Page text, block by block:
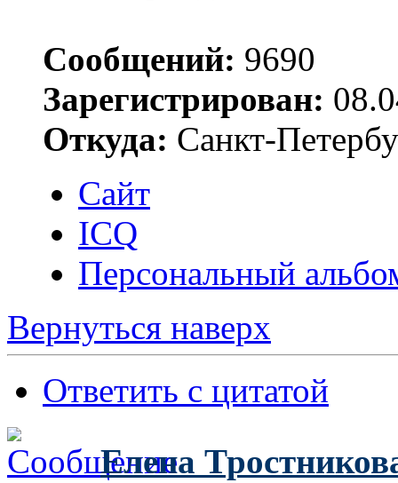
Сообщений: 9690
Зарегистрирован:
Откуда: Санкт-
Сайт
ICQ
Персональный
Вернуться наверх
Ответить с цитатой
Елена